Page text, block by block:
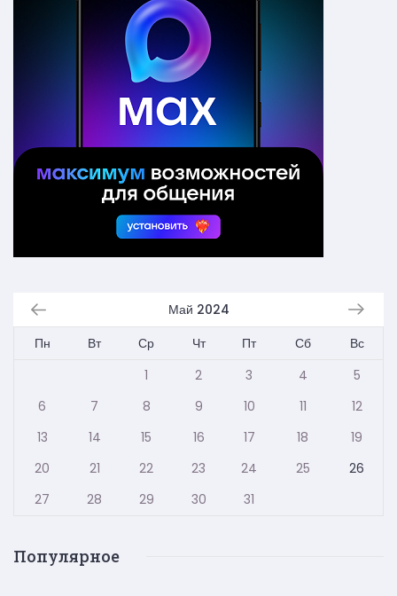
Май 2024
Пн
Вт Ср Чт Пт Сб
Вс
1
2 3 4
5
6
7 8 9 10 11
12
13
14 15 16 17 18
19
20
21 22 23 24 25
26
27
28 29 30 31
Популярное